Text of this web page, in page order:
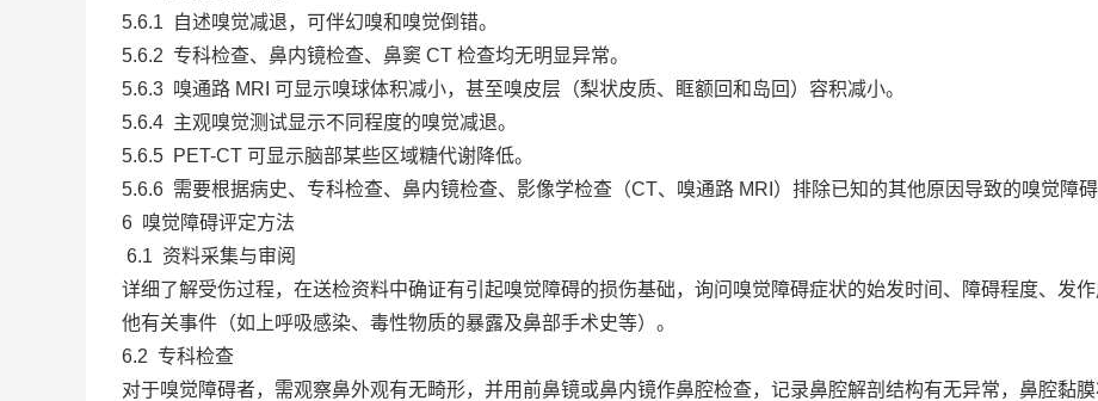
5.6.1 自述嗅觉减退，可伴幻嗅和嗅觉倒错。
5.6.2 专科检查、鼻内镜检查、鼻窦 CT 检查均无明显异常。
5.6.3 嗅通路 MRI 可显示嗅球体积减小，甚至嗅皮层（梨状皮质、眶额回和岛回）容积减小。
5.6.4 主观嗅觉测试显示不同程度的嗅觉减退。
5.6.5 PET-CT 可显示脑部某些区域糖代谢降低。
5.6.6 需要根据病史、专科检查、鼻内镜检查、影像学检查（CT、嗅通路 MRI）排除已知的其他原因导致的嗅觉障碍
6 嗅觉障碍评定方法
6.1 资料采集与审阅
详细了解受伤过程，在送检资料中确证有引起嗅觉障碍的损伤基础，询问嗅觉障碍症状的始发时间、障碍程度、发
他有关事件（如上呼吸感染、毒性物质的暴露及鼻部手术史等）。
6.2 专科检查
对于嗅觉障碍者，需观察鼻外观有无畸形，并用前鼻镜或鼻内镜作鼻腔检查，记录鼻腔解剖结构有无异常，鼻腔黏